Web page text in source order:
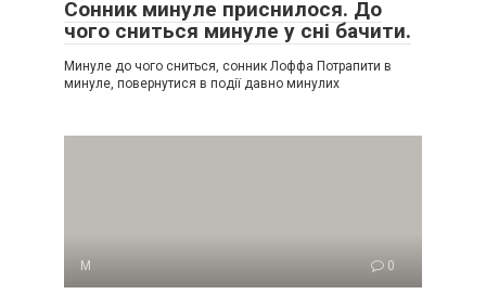
Сонник минуле приснилося. До
чого сниться минуле у сні бачити.
Минуле до чого сниться, сонник Лоффа Потрапити в
минуле, повернутися в події давно минулих
М 0